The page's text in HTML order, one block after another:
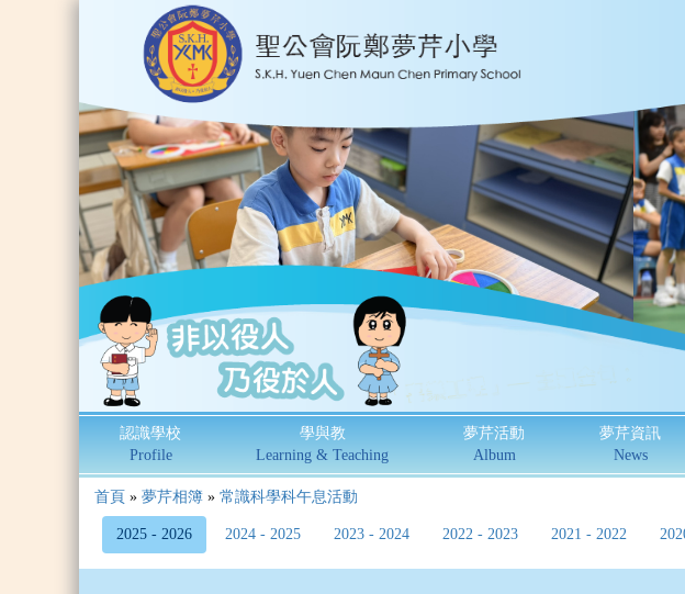
認識學校
Profile
學與教
Learning & Teaching
夢芹活動
Album
夢芹資訊
News
首頁 » 夢芹相簿 » 常識科學科午息活動
2025 - 2026 2024 - 2025 2023 - 2024 2022 - 2023 2021 - 2022